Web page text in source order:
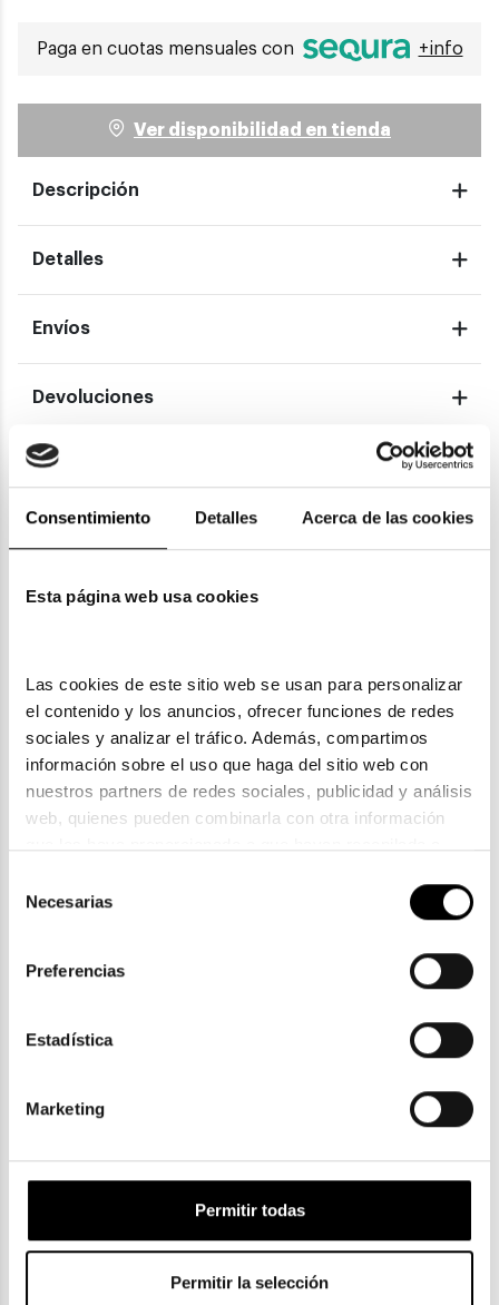
Consentimiento Detalles Acerca de las cookies
Esta página web usa cookies
Las cookies de este sitio web se usan para personalizar
el contenido y los anuncios, ofrecer funciones de redes
sociales y analizar el tráfico. Además, compartimos
información sobre el uso que haga del sitio web con
nuestros partners de redes sociales, publicidad y análisis
web, quienes pueden combinarla con otra información
la política de privacidad en el siguiente
. Consulta
Necesarias
Preferencias
Estadística
Marketing
Permitir todas
Permitir la selección
Paga en cuotas mensuales con +info
Ver disponibilidad en tienda
Descripción
Detalles
Envíos
Devoluciones
Garantías
Saint Laurent